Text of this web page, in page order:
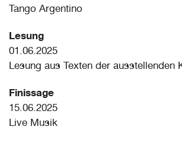
Tango Argentino
Lesung
01.06.2025
Lesung aus Texten der ausstellenden
Finissage
15.06.2025
Live Musik